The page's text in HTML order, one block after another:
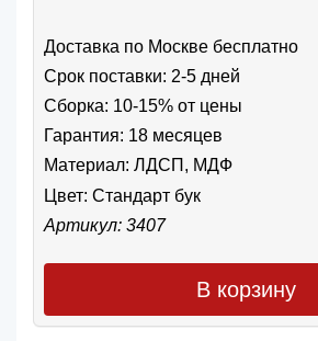
Доставка по Москве бесплатно
Срок поставки: 2-5 дней
Сборка: 10-15% от цены
Гарантия: 18 месяцев
Материал: ЛДСП, МДФ
Цвет: Стандарт бук
Артикул: 3407
В корзину